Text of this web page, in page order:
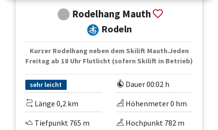
Rodelhang Mauth
Rodeln
Kurzer Rodelhang neben dem Skilift Mauth.Jeden
Freitag ab 18 Uhr Flutlicht (sofern Skilift in Betrieb)
sehr leicht
Dauer 00:02 h
Länge 0,2 km
Höhenmeter 0 hm
Tiefpunkt 765 m
Hochpunkt 782 m